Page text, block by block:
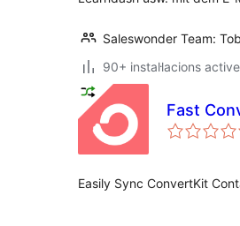
Saleswonder Team:
90+ instal·lacions
Fast
Easily Sync ConvertKit